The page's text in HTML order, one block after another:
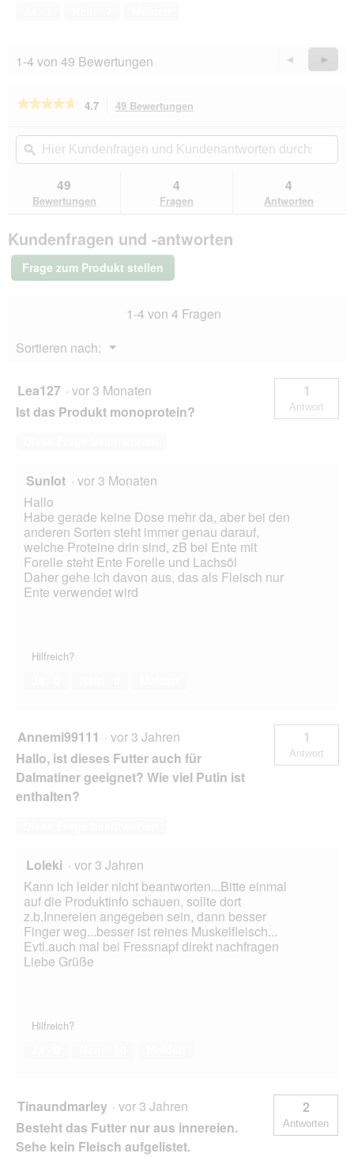
1-4 von 49 Bewertungen
Zurück
Reviews
◄
Weiter
►
★★★★★
★★★★★
5
lesen
REAL
Superfood
Nassfutter
Adult,
Ente
4.7 49 Bewertungen
Aktion
navigierst
du
Hier
Kundenfragen
und
Kundenantworten
durchsuchen
ϙ
49
Bewertungen
4
Fragen
4
Antworten
Kundenfragen und -antworten
Frage zum Produkt stellen
1-4 von 4 Fragen
Sortieren nach:
▼
Menü
Lea127 · vor 3 Monaten
Ist das Produkt monoprotein?
1
Antwort
Sunlot · vor 3 Monaten
Hallo
Habe gerade keine Dose mehr da, aber bei den
anderen Sorten steht immer genau darauf,
welche Proteine drin sind, zB bei Ente mit
Forelle steht Ente Forelle und Lachsöl
Daher gehe ich davon aus, das als Fleisch nur
Ente verwendet wird
Hilfreich?
Annemi99111 · vor 3 Jahren
Hallo, ist dieses Futter auch für
Dalmatiner geeignet? Wie viel Putin ist
enthalten?
1
Antwort
Loleki · vor 3 Jahren
Kann ich leider nicht beantworten...Bitte einmal
auf die Produktinfo schauen, sollte dort
z.b.Innereien angegeben sein, dann besser
Finger weg...besser ist reines Muskelfleisch...
Evtl.auch mal bei Fressnapf direkt nachfragen
Liebe Grüße
Hilfreich?
Tinaundmarley · vor 3 Jahren
Besteht das Futter nur aus innereien.
Sehe kein Fleisch aufgelistet.
2
Antworten